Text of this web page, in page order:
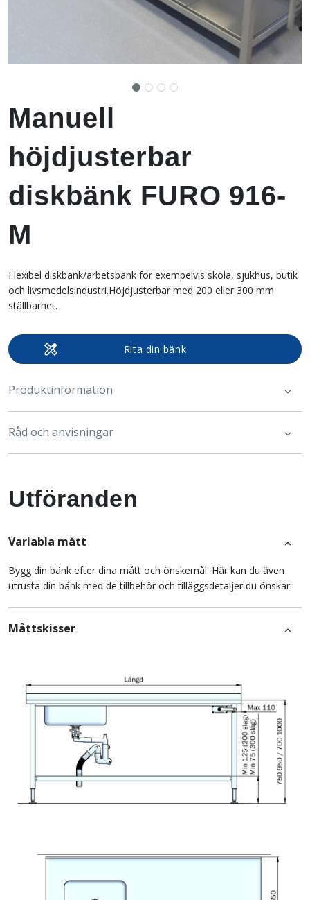
Manuell
höjdjusterbar
diskbänk FURO 916-
M
Flexibel diskbänk/arbetsbänk för exempelvis skola, sjukhus, butik
och livsmedelsindustri.Höjdjusterbar med 200 eller 300 mm
ställbarhet.
Rita din bänk
Produktinformation
Råd och anvisningar
Utföranden
Variabla mått
Bygg din bänk efter dina mått och önskemål. Här kan du även
utrusta din bänk med de tillbehör och tilläggsdetaljer du önskar.
Måttskisser